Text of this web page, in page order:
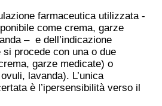
farmaceutica utilizzata -
come crema, garze
– e dell’indicazione
procede con una o due
garze medicate) o
lavanda). L’unica
è l’ipersensibilità verso il